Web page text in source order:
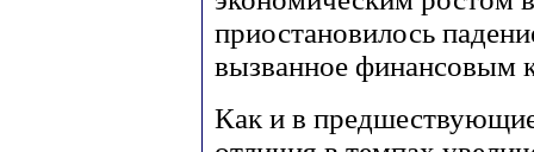
приостановилось
вызванное финансовым
Как и в